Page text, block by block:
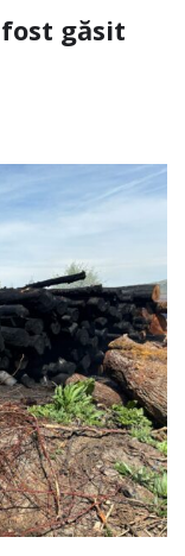
fost găsit